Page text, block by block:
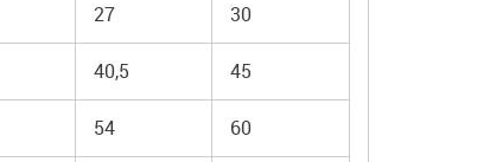
27 30
40,5 45
54 60